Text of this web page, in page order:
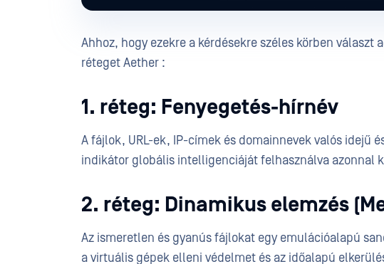
Ahhoz, hogy ezekre a kérdésekre széles körben
réteget Aether :
1. réteg: Fenyegetés-hírnév
A fájlok, URL-ek, IP-címek és domainnevek valós idejű
indikátor globális intelligenciáját felhasználva azonnal
2. réteg: Dinamikus elemzés
Az ismeretlen és gyanús fájlokat egy emulációalapú
a virtuális gépek elleni védelmet és az időalapú